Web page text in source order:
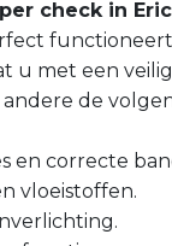
check in
u met een
de
en correcte
vloeistoffen.